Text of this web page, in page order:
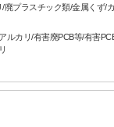
廃プラスチック類/金属くず/
ルカリ/有害廃PCB等/有害